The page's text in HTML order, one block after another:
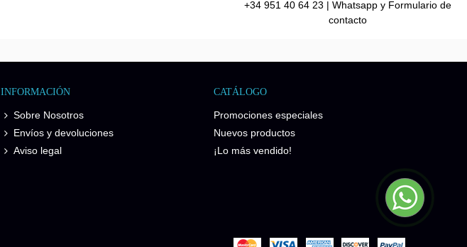
+34 951 40 64 23 | Whatsapp y Formulario de
contacto
INFORMACIÓN
Sobre Nosotros
Envíos y devoluciones
Aviso legal
CATÁLOGO
Promociones especiales
Nuevos productos
¡Lo más vendido!